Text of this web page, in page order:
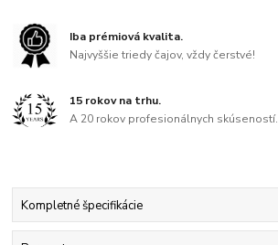
Iba prémiová kvalita.
Najvyššie triedy čajov, vždy čerstvé!
15 rokov na trhu.
A 20 rokov profesionálnych skúseností.
Kompletné špecifikácie